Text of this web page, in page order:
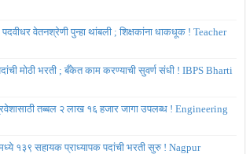
! पदवीधर वेतनश्रेणी पुन्हा थांबली ; शिक्षकांना धाकधूक ! Teacher
मोठी भरती ; बँकेत काम करण्याची सुवर्ण संधी ! IBPS Bharti
तब्बल २ लाख १६ हजार जागा उपलब्ध ! Engineering
१३९ सहायक प्राध्यापक पदांची भरती सुरु ! Nagpur